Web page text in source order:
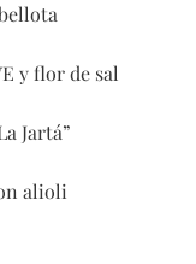
y flor de sal
Jartá”
alioli